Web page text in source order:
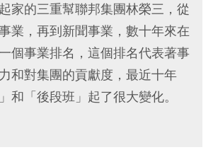
家的三重幫聯邦集團林榮三，從
業，再到新聞事業，數十年來在
個事業排名，這個排名代表著事
和對集團的貢獻度，最近十年
和「後段班」起了很大變化。